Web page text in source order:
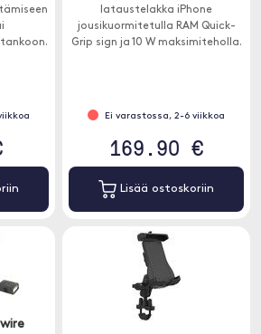
lataustelakka iPhone
jousikuormitetulla RAM Quick-
Grip sign ja 10 W maksimiteholla.
Ei varastossa, 2-6 viikkoa
169.90 €
Lisää ostoskoriin